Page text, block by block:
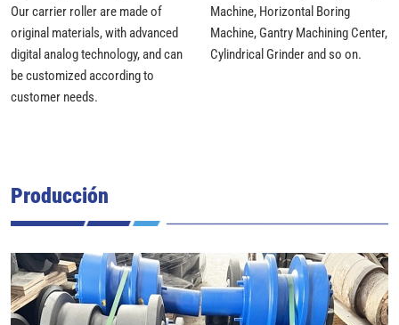
Our carrier roller are made of
original materials, with advanced
digital analog technology, and can
be customized according to
customer needs.
Machine, Horizontal Boring
Machine, Gantry Machining Center,
Cylindrical Grinder and so on.
Producción